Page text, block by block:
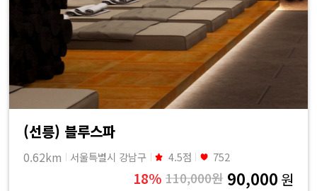
(선릉) 블루스파
0.62km 서울특별시 강남구 4.5점 752
18% 110,000원 90,000 원